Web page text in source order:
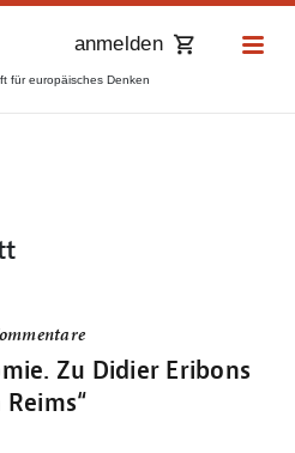
für europäisches Denken
anmelden
Zu Didier Eribons